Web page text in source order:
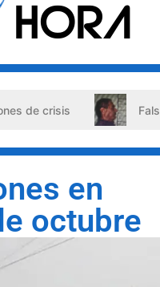
Falso
en
octubre